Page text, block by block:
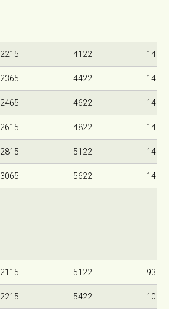
2215 4122 140
2365 4422 140
2465 4622 140
2615 4822 140
2815 5122 140
3065 5622 140
2115 5122 933
2215 5422 1093